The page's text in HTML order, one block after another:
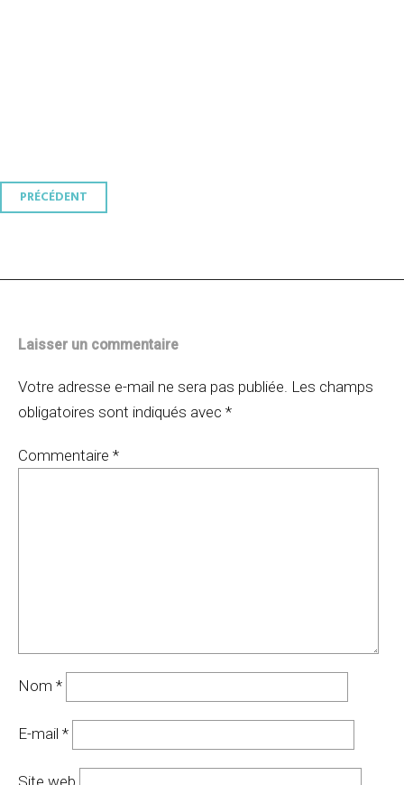
Navigation
PRÉCÉDENT
Laisser un commentaire
Votre adresse e-mail ne sera pas publiée. Les champs
obligatoires sont indiqués avec *
Commentaire *
Nom *
E-mail *
Site web